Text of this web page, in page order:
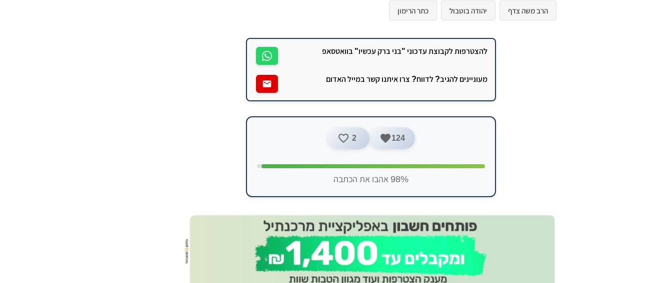
הרב משה צדף יהודה בוטבול כתר הרימון
להצטרפות לקבוצת עדכוני "בני ברק עכשיו" בוואטסאפ
מעוניינים להגיב? לדווח? צרו איתנו קשר במייל האדום
124
2
98% אהבו את הכתבה